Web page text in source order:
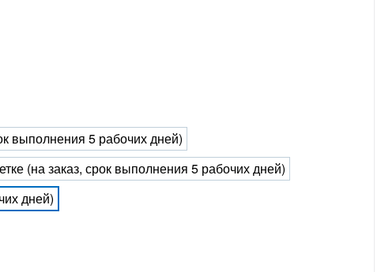
выполнения 5 рабочих дней)
(на заказ, срок выполнения 5 рабочих дней)
дней)